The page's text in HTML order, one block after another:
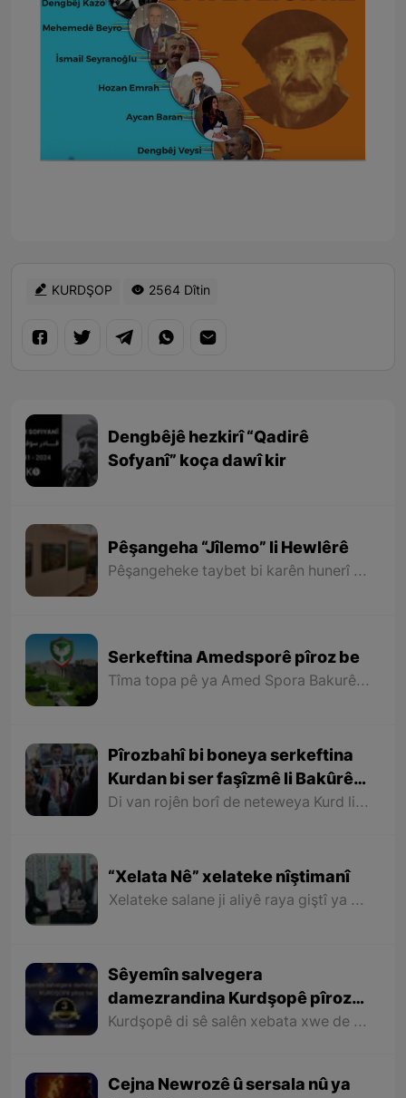
KURDŞOP 2564 Dîtin
Dengbêjê hezkirî “Qadirê
Sofyanî” koça dawî kir
Pêşangeha “Jîlemo” li Hewlêrê
Pêşangeheke taybet bi karên hunerî yên “Maşalah Mihemedî” (Arêz) ê hunermendê nîgarkêş ê xelkê Rojhilatê Kurdistanê li Hewlêrê hate vekirin.
Serkeftina Amedsporê pîroz be
Tîma topa pê ya Amed Spora Bakurê Kurdistanê ger ji aliyê şovênîzmên desthilata zordar ve rastî dijayetîkirinê hatiye û dijayetiya wê tê kirin, lê bi kêfxweşî ve heta niha kariye berdewam rêya serkeftinê bo aliyê lûtkeyê bipîve û niha bûye nûnerê dengê Kurdistaniyên her çar parçeyên Kurdistanê di qada werzişê de.
Pîrozbahî bi boneya serkeftina
Kurdan bi ser faşîzmê li Bakûrê
Kurdistanê
Di van rojên borî de neteweya Kurd li Bakurê Kurdistanê du serkeftinên mezin tomar kir. Ya yekem serkeftina Partiya Kurdistanî (Dem Partî) di hilbijartinên şaredariyan de û bidestveanîna desthilata 85 şaredariyan û bi taybetî şaredariyên 11 bajarên mezin ên Bakurê Kurdistanê bû.
“Xelata Nê” xelateke nîştimanî
Xelateke salane ji aliyê raya giştî ya xelkê gundê mezin ê “Nê” yê ser bi Merîwanê ve hatiye diyarîkirin ku biryar e ji îsal ve bi kesên hilkeftî yên warên cuda li devera Merîwanê bê bexşîn.
Sêyemîn salvegera
damezrandina Kurdşopê pîroz
be
Kurdşopê di sê salên xebata xwe de hewl daye bibe deng û rengê hemû Kurdan li seranserê Kurdistanê û bê cudahî li hemû beşên Kurdistanê binêre û dîrok, erdnîgarî, huner, ziman, wêje, çand û kelepûra navçeyên cuda yên Kurdistanê bi xelkê Kurdistanê bide nasandin.
Cejna Newrozê û sersala nû ya